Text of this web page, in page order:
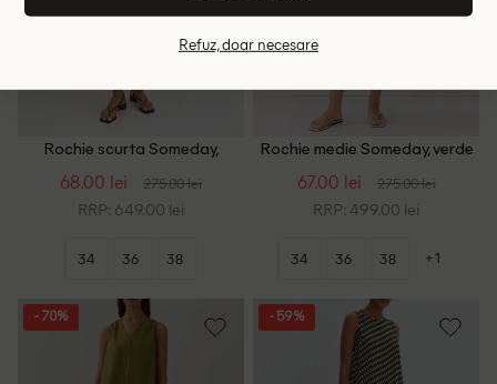
Rochie scurta Someday,
68.00 lei 275.00 lei
RRP: 649.00 lei
34 36 38
Rochie medie Someday, verde
67.00 lei 275.00 lei
RRP: 499.00 lei
34 36 38 +1
- 70% - 59%
Refuz, doar necesare